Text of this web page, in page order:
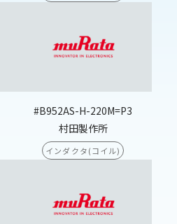
#B952AS-H-220M=P3
村田製作所
インダクタ(コイル)